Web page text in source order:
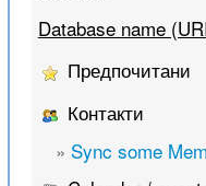
Database name
Предпочитани
Контакти
» Sync some